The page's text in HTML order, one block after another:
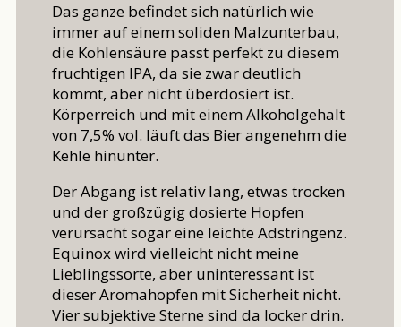
Das ganze befindet sich natürlich wie
immer auf einem soliden Malzunterbau,
die Kohlensäure passt perfekt zu diesem
fruchtigen IPA, da sie zwar deutlich
kommt, aber nicht überdosiert ist.
Körperreich und mit einem Alkoholgehalt
von 7,5% vol. läuft das Bier angenehm die
Kehle hinunter.
Der Abgang ist relativ lang, etwas trocken
und der großzügig dosierte Hopfen
verursacht sogar eine leichte Adstringenz.
Equinox wird vielleicht nicht meine
Lieblingssorte, aber uninteressant ist
dieser Aromahopfen mit Sicherheit nicht.
Vier subjektive Sterne sind da locker drin.